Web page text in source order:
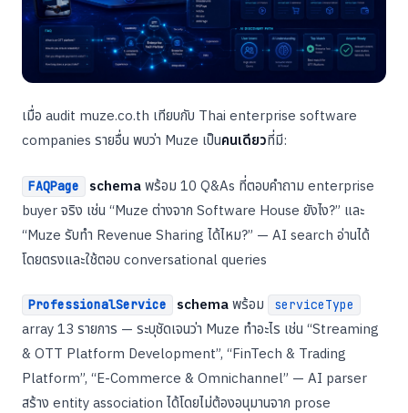
เมื่อ audit muze.co.th เทียบกับ Thai enterprise software
companies รายอื่น พบว่า Muze เป็นคนเดียวที่มี:
FAQPage schema พร้อม 10 Q&As ที่ตอบคำถาม enterprise
buyer จริง เช่น “Muze ต่างจาก Software House ยังไง?” และ
“Muze รับทำ Revenue Sharing ได้ไหม?” — AI search อ่านได้
โดยตรงและใช้ตอบ conversational queries
ProfessionalService schema พร้อม serviceType
array 13 รายการ — ระบุชัดเจนว่า Muze ทำอะไร เช่น “Streaming
& OTT Platform Development”, “FinTech & Trading
Platform”, “E-Commerce & Omnichannel” — AI parser
สร้าง entity association ได้โดยไม่ต้องอนุมานจาก prose